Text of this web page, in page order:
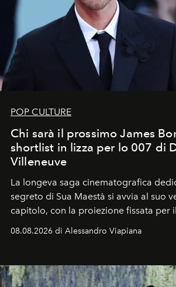
POP CULTURE
Chi sarà il prossimo James
shortlist in lizza per lo 007 di
Villeneuve
La longeva saga cinematografica
segreto di Sua Maestà si avvia al suo
capitolo, con la proiezione fissata per
dell’attore chiamato a raccogliere
Craig, però, regna ancora il più
08.08.2026 di Alessandro Viapiana